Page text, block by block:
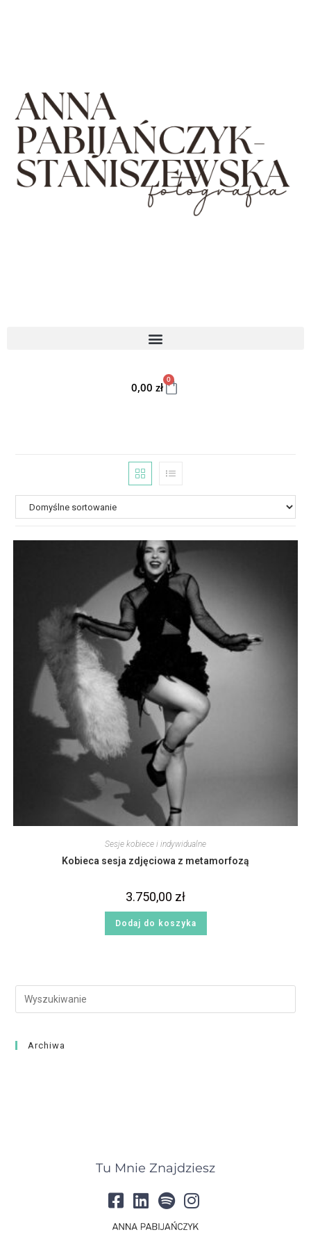
0,00 zł
0
Sesje kobiece i indywidualne
Kobieca sesja zdjęciowa z metamorfozą
3.750,00 zł
Dodaj do koszyka
Archiwa
Tu Mnie Znajdziesz